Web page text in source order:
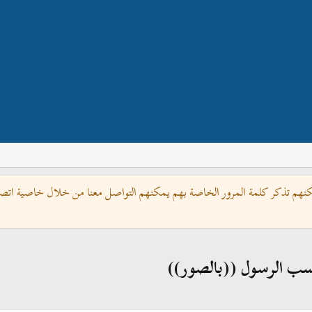
تذكر كلمة المرور الخاصة بهم يمكنهم التواصل معنا من خلال خاصية
الرسول ((بالصور))